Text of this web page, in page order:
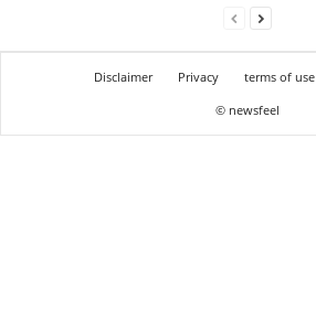
Disclaimer Privacy terms of use
© newsfeel